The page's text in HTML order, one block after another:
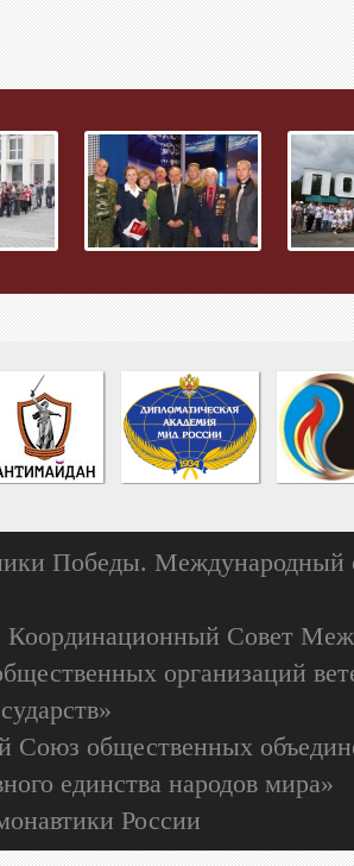
Победы. Международный
Совет
организаций
Союз общественных
единства народов мира»
России